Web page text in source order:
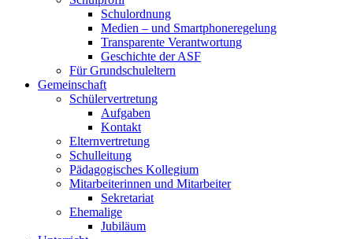
Schulordnung
Medien – und Smartphoneregelung
Transparente Verantwortung
Geschichte der ASF
Für Grundschuleltern
Gemeinschaft
Schülervertretung
Aufgaben
Kontakt
Elternvertretung
Schulleitung
Pädagogisches Kollegium
Mitarbeiterinnen und Mitarbeiter
Sekretariat
Ehemalige
Jubiläum